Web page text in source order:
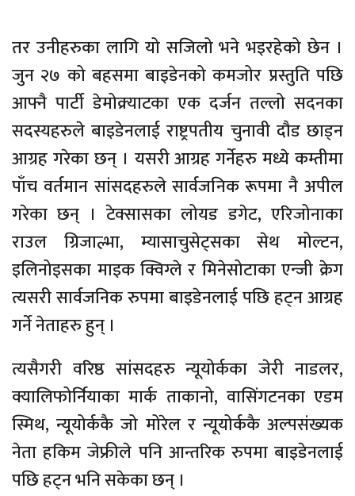
तर उनीहरुका लागि यो सजिलो भने भइरहेको छेन ।
जुन २७ को बहसमा बाइडेनको कमजोर प्रस्तुति पछि
आफ्नै पार्टी डेमोक्र्याटका एक दर्जन तल्लो सदनका
सदस्यहरुले बाइडेनलाई राष्ट्रपतीय चुनावी दौड छाड्न
आग्रह गरेका छन् । यसरी आग्रह गर्नेहरु मध्ये कम्तीमा
पाँच वर्तमान सांसदहरुले सार्वजनिक रूपमा नै अपील
गरेका छन् । टेक्सासका लोयड डगेट, एरिजोनाका
राउल ग्रिजाल्भा, म्यासाचुसेट्सका सेथ मोल्टन,
इलिनोइसका माइक क्विग्ले र मिनेसोटाका एन्जी क्रेग
त्यसरी सार्वजनिक रुपमा बाइडेनलाई पछि हट्न आग्रह
गर्ने नेताहरु हुन् ।
त्यसैगरी वरिष्ठ सांसदहरु न्यूयोर्कका जेरी नाडलर,
क्यालिफोर्नियाका मार्क ताकानो, वासिंगटनका एडम
स्मिथ, न्यूयोर्ककै जो मोरेल र न्यूयोर्ककै अल्पसंख्यक
नेता हकिम जेफ्रीले पनि आन्तरिक रुपमा बाइडेनलाई
पछि हट्न भनि सकेका छन् ।